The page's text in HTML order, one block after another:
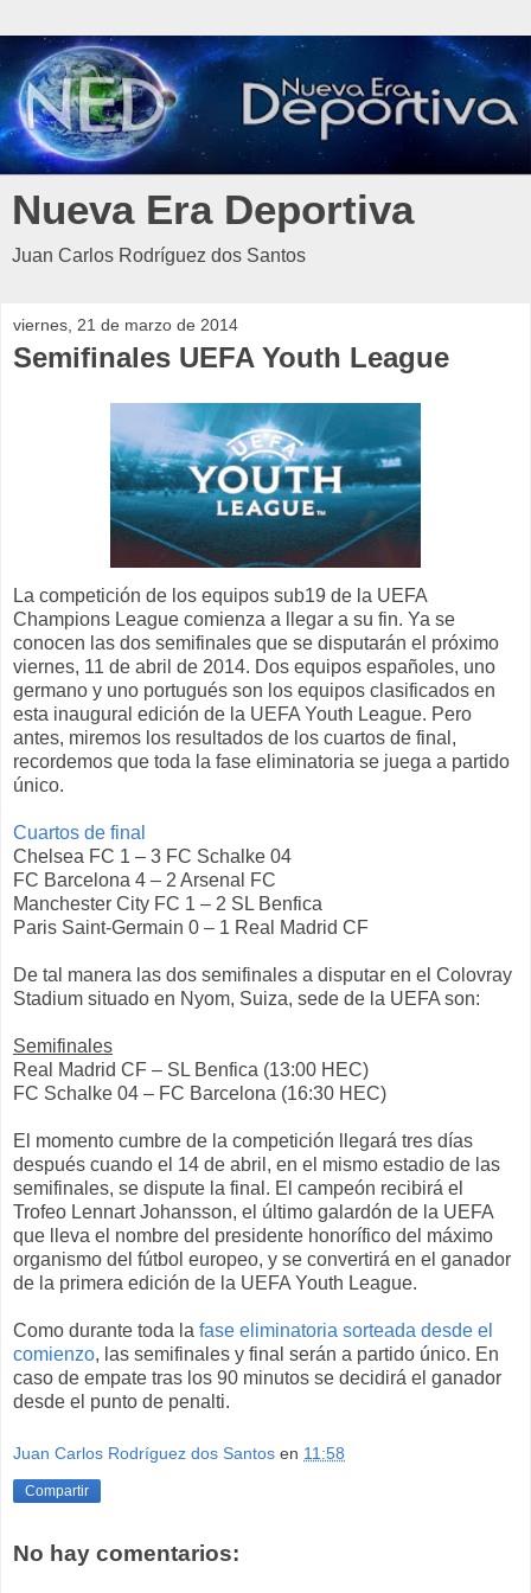
Nueva Era Deportiva
Juan Carlos Rodríguez dos Santos
viernes, 21 de marzo de 2014
Semifinales UEFA Youth League
La competición de los equipos sub19 de la UEFA
Champions League comienza a llegar a su fin. Ya se
conocen las dos semifinales que se disputarán el próximo
viernes, 11 de abril de 2014. Dos equipos españoles, uno
germano y uno portugués son los equipos clasificados en
esta inaugural edición de la UEFA Youth League. Pero
antes, miremos los resultados de los cuartos de final,
recordemos que toda la fase eliminatoria se juega a partido
único.
Cuartos de final
Chelsea FC 1 – 3 FC Schalke 04
FC Barcelona 4 – 2 Arsenal FC
Manchester City FC 1 – 2 SL Benfica
Paris Saint-Germain 0 – 1 Real Madrid CF
De tal manera las dos semifinales a disputar en el Colovray
Stadium situado en Nyom, Suiza, sede de la UEFA son:
Semifinales
Real Madrid CF – SL Benfica (13:00 HEC)
FC Schalke 04 – FC Barcelona (16:30 HEC)
El momento cumbre de la competición llegará tres días
después cuando el 14 de abril, en el mismo estadio de las
semifinales, se dispute la final. El campeón recibirá el
Trofeo Lennart Johansson, el último galardón de la UEFA
que lleva el nombre del presidente honorífico del máximo
organismo del fútbol europeo, y se convertirá en el ganador
de la primera edición de la UEFA Youth League.
Como durante toda la fase eliminatoria sorteada desde el
comienzo, las semifinales y final serán a partido único. En
caso de empate tras los 90 minutos se decidirá el ganador
desde el punto de penalti.
Juan Carlos Rodríguez dos Santos en 11:58
Compartir
No hay comentarios: